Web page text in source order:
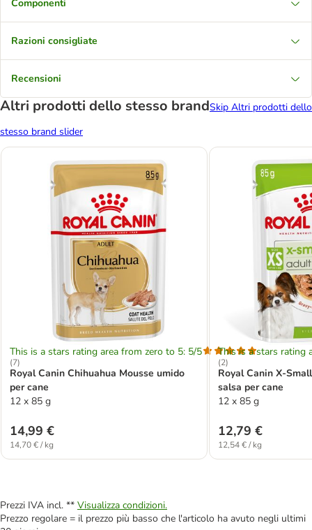
Componenti
Razioni consigliate
Recensioni
Altri prodotti dello stesso brandSkip Altri prodotti dello
stesso brand slider
This is a stars rating area from zero to 5: 5/5
(7)
Royal Canin Chihuahua Mousse umido
per cane
12 x 85 g
14,99 €
14,70 € / kg
This is a stars rating
(2)
Royal Canin X-
salsa per cane
12 x 85 g
12,79 €
12,54 € / kg
Prezzi IVA incl. ** Visualizza condizioni.
Prezzo regolare = il prezzo più basso che l'articolo ha avuto negli ultimi